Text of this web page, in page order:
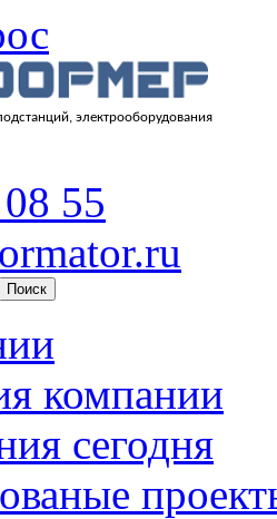
электрооборудования
55
Поиск
компании
сегодня